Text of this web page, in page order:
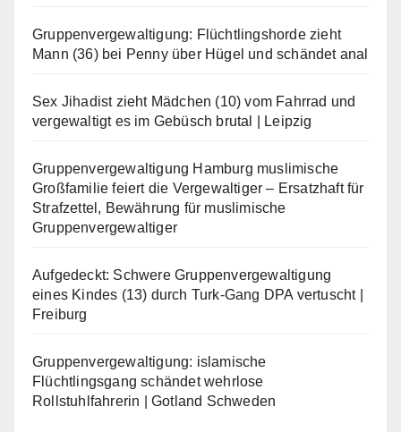
Gruppenvergewaltigung: Flüchtlingshorde zieht
Mann (36) bei Penny über Hügel und schändet anal
Sex Jihadist zieht Mädchen (10) vom Fahrrad und
vergewaltigt es im Gebüsch brutal | Leipzig
Gruppenvergewaltigung Hamburg muslimische
Großfamilie feiert die Vergewaltiger – Ersatzhaft für
Strafzettel, Bewährung für muslimische
Gruppenvergewaltiger
Aufgedeckt: Schwere Gruppenvergewaltigung
eines Kindes (13) durch Turk-Gang DPA vertuscht |
Freiburg
Gruppenvergewaltigung: islamische
Flüchtlingsgang schändet wehrlose
Rollstuhlfahrerin | Gotland Schweden